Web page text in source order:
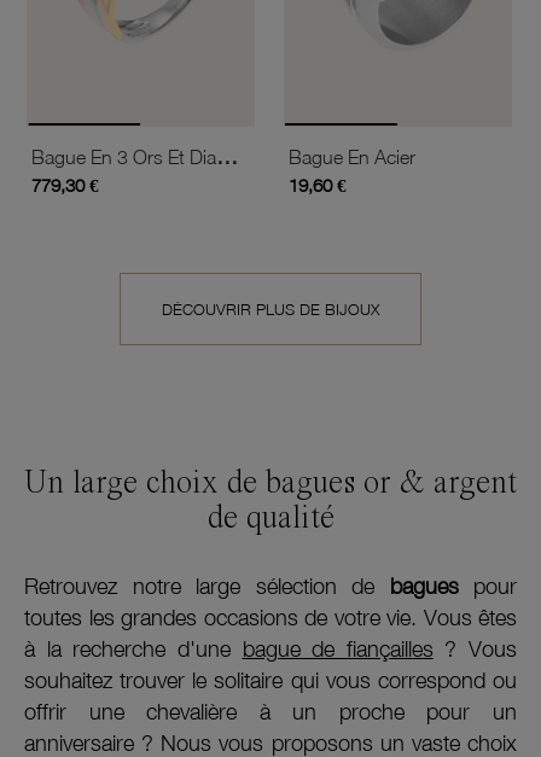
Bague En 3 Ors Et Diamants
779,30 €
Bague En Acier
19,60 €
DÉCOUVRIR PLUS DE BIJOUX
Un large choix de bagues or & argent
de qualité
Retrouvez notre large sélection de baguespour
toutes les grandes occasions de votre vie. Vous êtes
à la recherche d'une bague de fiançailles ? Vous
souhaitez trouver le solitaire qui vous correspond ou
offrir une chevalière à un proche pour un
anniversaire ? Nous vous proposons un vaste choix